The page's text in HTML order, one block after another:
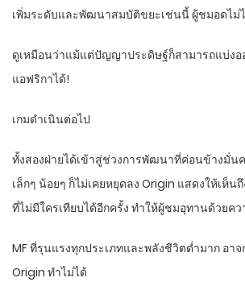
เพิ่มระดับและพัฒนาสมบัติขยะเช่นนี้ ผู้ชมอดไม่
ดูเหมือนว่าแม้แต่ปัญญาประดิษฐ์ก็สามารถแบ่งอ
แอฟริกาได้!
เกมดำเนินต่อไป
ทั้งสองฝ่ายได้เข้าสู่ช่วงการพัฒนาที่ค่อนข้างมั่น
เล็กๆ น้อยๆ ก็ไม่เคยหยุดลง Origin แสดงให้เห็
ที่ไม่มีใครเทียบได้อีกครั้ง ทำให้ผู้ชมอุทานด้วยค
MF ที่รุนแรงทุกประเภทและพลังชีวิตต่ำมาก อา
Origin ทำไม่ได้